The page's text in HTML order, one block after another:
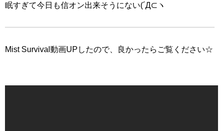
眠すぎて今日も信オン出来そうにない(´Д⊂ヽ
Mist Survival動画UPしたので、良かったらご覧ください☆